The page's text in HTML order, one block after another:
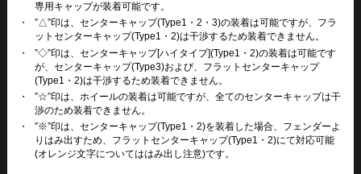
専用キャップが装着可能です。
・
”△”印は、センターキャップ(Type1・2・3)の装着は可能ですが、フラ
ットセンターキャップ(Type1・2)は干渉するため装着できません。
・
”◇”印は、センターキャップ[ハイタイプ](Type1・2)の装着は可能です
が、センターキャップ(Type3)および、フラットセンターキャップ
(Type1・2)は干渉するため装着できません。
・
”☆”印は、ホイールの装着は可能ですが、全てのセンターキャップは干
渉のため装着できません。
・
”※”印は、センターキャップ(Type1・2)を装着した場合、フェンダーよ
りはみ出すため、フラットセンターキャップ(Type1・2)にて対応可能
(オレンジ文字についてははみ出し注意)です。